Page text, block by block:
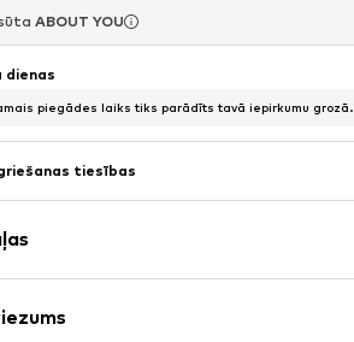
ABOUT YOU
ABOUT YOU
ABOUT YOU
dienas
piegādes laiks tiks parādīts tavā iepirkumu grozā.
tiesības